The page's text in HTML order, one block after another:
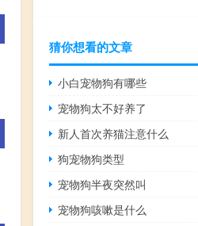
猜你想看的文章
小白宠物狗有哪些
宠物狗太不好养了
新人首次养猫注意什么
狗宠物狗类型
宠物狗半夜突然叫
宠物狗咳嗽是什么